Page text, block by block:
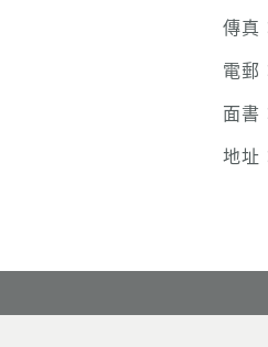
傳真
電郵
面書
地址